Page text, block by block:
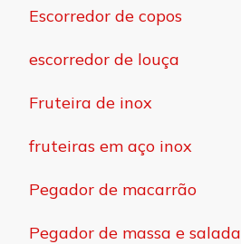
Escorredor de copos
escorredor de louça
Fruteira de inox
fruteiras em aço inox
Pegador de macarrão
Pegador de massa e salada